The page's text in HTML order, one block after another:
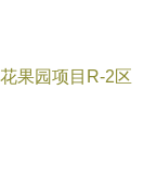
果园项目R-2区